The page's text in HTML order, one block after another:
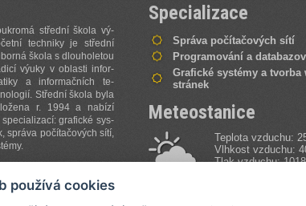
střed­ní ško­la vý­
tech­ni­ky je střed­ní
ško­la s dlou­ho­le­tou
vý­u­ky v obla­sti in­for­
a in­for­ma­čních te­
Střed­ní ško­la by­la
r. 1994 a na­bí­zí
spe­ci­a­li­za­cí: gra­fi­cké sys­
sprá­va po­čí­ta­čo­vých sí­tí,
Specializace
Správa počítačových sítí
Programování a
Grafické systémy a tvorba
stránek
Meteostanice
Teplota vzduchu:
Vlhkost vzduchu:
Tlak vzduchu:
používá cookies